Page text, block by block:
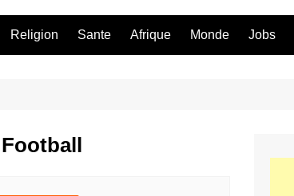
Religion Sante Afrique Monde Jobs